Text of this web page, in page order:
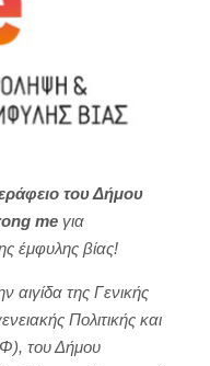
του Δήμου
me για
έμφυλης βίας!
της Γενικής
Πολιτικής και
του Δήμου